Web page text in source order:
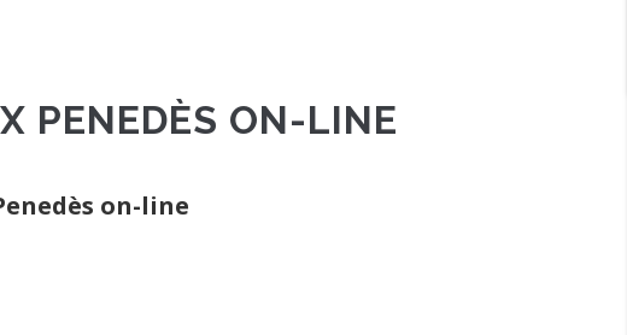
PENEDÈS ON-LINE
on-line